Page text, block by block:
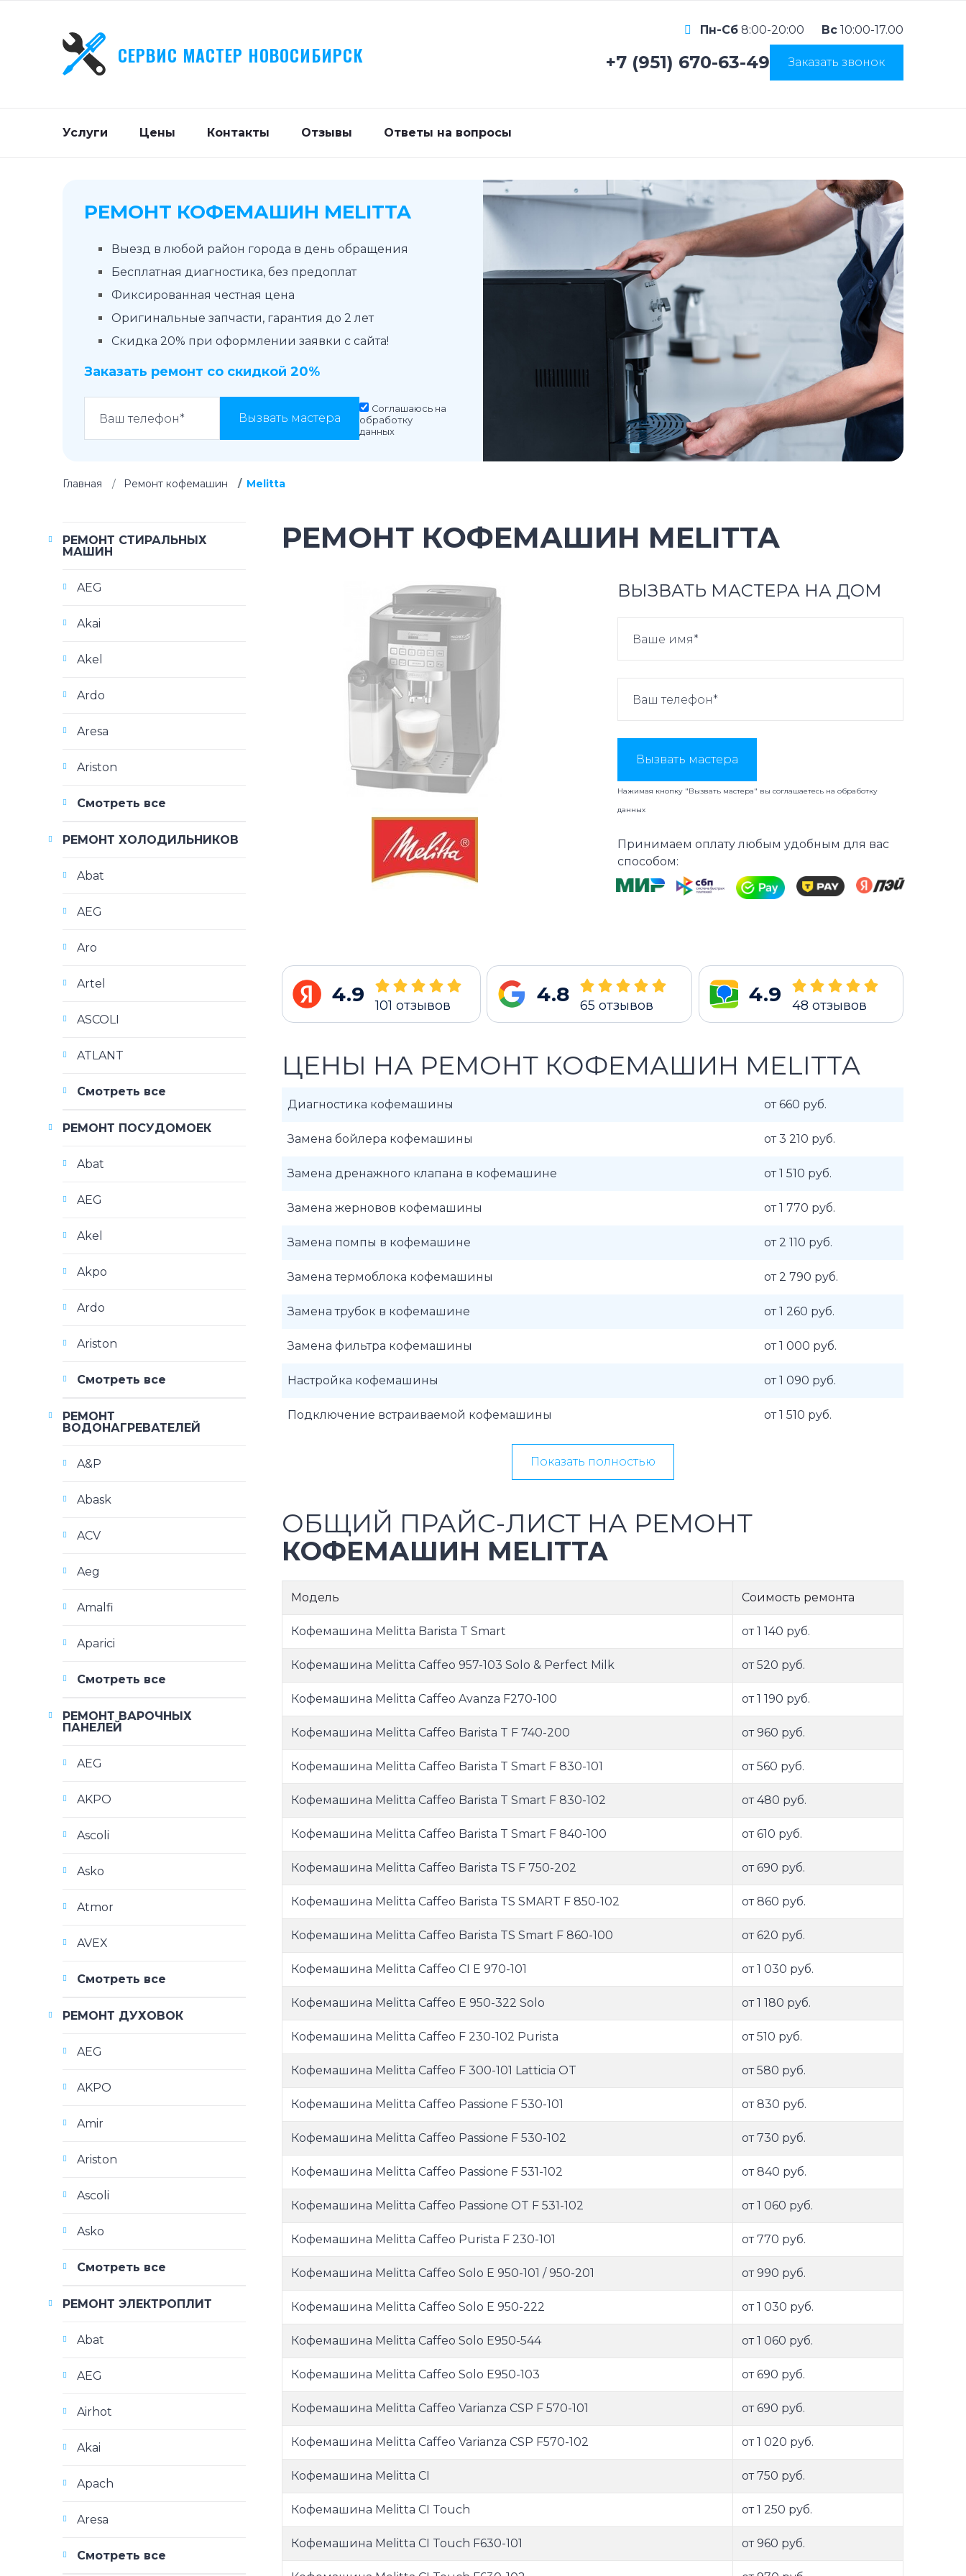
СЕРВИС МАСТЕР НОВОСИБИРСК
Пн-Сб 8:00-20:00 Вс 10:00-17.00
+7 (951) 670-63-49 Заказать звонок
Услуги Цены Контакты Отзывы Ответы на вопросы
РЕМОНТ КОФЕМАШИН MELITTA
Выезд в любой район города в день обращения
Бесплатная диагностика, без предоплат
Фиксированная честная цена
Оригинальные запчасти, гарантия до 2 лет
Скидка 20% при оформлении заявки с сайта!
Заказать ремонт со скидкой 20%
Вызвать мастера
Соглашаюсь на
обработку
данных
Главная Ремонт кофемашин Melitta
РЕМОНТ КОФЕМАШИН MELITTA
ВЫЗВАТЬ МАСТЕРА НА ДОМ
Вызвать мастера
Нажимая кнопку "Вызвать мастера" вы соглашаетесь наобработку
данных
Принимаем оплату любым удобным для вас
способом:
4.9 101 отзывов 4.8 65 отзывов 4.9 48 отзывов
ЦЕНЫ НА РЕМОНТ КОФЕМАШИН MELITTA
Диагностика кофемашины от 660 руб.
Замена бойлера кофемашины от 3 210 руб.
Замена дренажного клапана в кофемашине от 1 510 руб.
Замена жерновов кофемашины от 1 770 руб.
Замена помпы в кофемашине от 2 110 руб.
Замена термоблока кофемашины от 2 790 руб.
Замена трубок в кофемашине от 1 260 руб.
Замена фильтра кофемашины от 1 000 руб.
Настройка кофемашины от 1 090 руб.
Подключение встраиваемой кофемашины от 1 510 руб.
Показать полностью
ОБЩИЙ ПРАЙС-ЛИСТ НА РЕМОНТ
КОФЕМАШИН MELITTA
Модель Соимость ремонта
Кофемашина Melitta Barista T Smart от 1 140 руб.
Кофемашина Melitta Caffeo 957-103 Solo & Perfect Milk от 520 руб.
Кофемашина Melitta Caffeo Avanza F270-100 от 1 190 руб.
Кофемашина Melitta Caffeo Barista T F 740-200 от 960 руб.
Кофемашина Melitta Caffeo Barista T Smart F 830-101 от 560 руб.
Кофемашина Melitta Caffeo Barista T Smart F 830-102 от 480 руб.
Кофемашина Melitta Caffeo Barista T Smart F 840-100 от 610 руб.
Кофемашина Melitta Caffeo Barista TS F 750-202 от 690 руб.
Кофемашина Melitta Caffeo Barista TS SMART F 850-102 от 860 руб.
Кофемашина Melitta Caffeo Barista TS Smart F 860-100 от 620 руб.
Кофемашина Melitta Caffeo CI E 970-101 от 1 030 руб.
Кофемашина Melitta Caffeo E 950-322 Solo от 1 180 руб.
Кофемашина Melitta Caffeo F 230-102 Purista от 510 руб.
Кофемашина Melitta Caffeo F 300-101 Latticia OT от 580 руб.
Кофемашина Melitta Caffeo Passione F 530-101 от 830 руб.
Кофемашина Melitta Caffeo Passione F 530-102 от 730 руб.
Кофемашина Melitta Caffeo Passione F 531-102 от 840 руб.
Кофемашина Melitta Caffeo Passione OT F 531-102 от 1 060 руб.
Кофемашина Melitta Caffeo Purista F 230-101 от 770 руб.
Кофемашина Melitta Caffeo Solo E 950-101 / 950-201 от 990 руб.
Кофемашина Melitta Caffeo Solo E 950-222 от 1 030 руб.
Кофемашина Melitta Caffeo Solo E950-544 от 1 060 руб.
Кофемашина Melitta Caffeo Solo Е950-103 от 690 руб.
Кофемашина Melitta Caffeo Varianza CSP F 570-101 от 690 руб.
Кофемашина Melitta Caffeo Varianza CSP F570-102 от 1 020 руб.
Кофемашина Melitta CI от 750 руб.
Кофемашина Melitta CI Touch от 1 250 руб.
Кофемашина Melitta CI Touch F630-101 от 960 руб.
РЕМОНТ СТИРАЛЬНЫХ
МАШИН
AEG
Akai
Akel
Ardo
Aresa
Ariston
Смотреть все
РЕМОНТ ХОЛОДИЛЬНИКОВ
Abat
AEG
Aro
Artel
ASCOLI
ATLANT
Смотреть все
РЕМОНТ ПОСУДОМОЕК
Abat
AEG
Akel
Akpo
Ardo
Ariston
Смотреть все
РЕМОНТ
ВОДОНАГРЕВАТЕЛЕЙ
A&P
Abask
ACV
Aeg
Amalfi
Aparici
Смотреть все
РЕМОНТ ВАРОЧНЫХ
ПАНЕЛЕЙ
AEG
AKPO
Ascoli
Asko
Atmor
AVEX
Смотреть все
РЕМОНТ ДУХОВОК
AEG
AKPO
Amir
Ariston
Ascoli
Asko
Смотреть все
РЕМОНТ ЭЛЕКТРОПЛИТ
Abat
AEG
Airhot
Akai
Apach
Aresa
Смотреть все